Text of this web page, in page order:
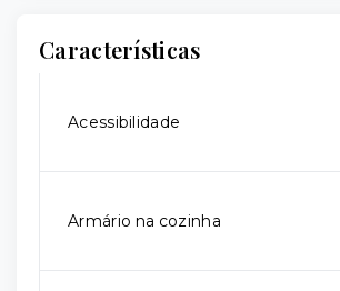
Características
Acessibilidade
Armário na cozinha